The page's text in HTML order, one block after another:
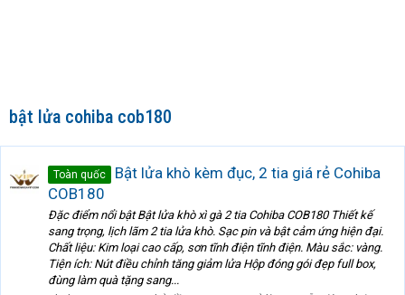
bật lửa cohiba cob180
Toàn quốc
Bật lửa khò kèm đục, 2 tia giá rẻ Cohiba
COB180
Đặc điểm nổi bật Bật lửa khò xì gà 2 tia Cohiba COB180 Thiết kế
sang trọng, lịch lãm 2 tia lửa khò. Sạc pin và bật cảm ứng hiện đại.
Chất liệu: Kim loại cao cấp, sơn tĩnh điện tĩnh điện. Màu sắc: vàng.
Tiện ích: Nút điều chỉnh tăng giảm lửa Hộp đóng gói đẹp full box,
đùng làm quà tặng sang...